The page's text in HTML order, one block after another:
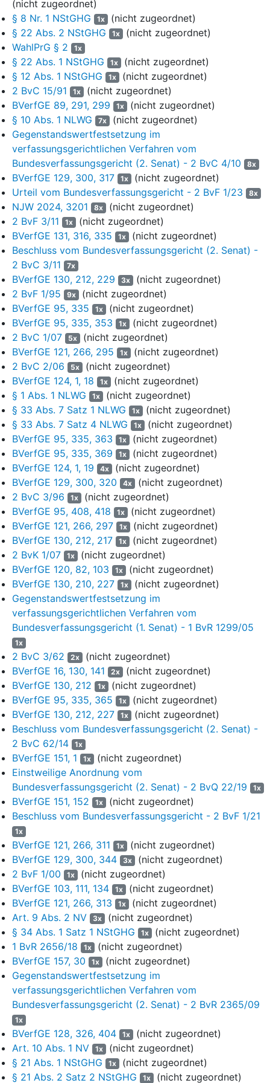
geforderten Bericht vor (LT-Drs. 18/3048). In diesem führte sie
aus, dass sie von einer verfassungsrechtlich zulässigen
Abweichungsgrenze von maximal 25 % ausgehe. Auf Basis der
Bevölkerungsstatistik vom 31. Dezember 2017 habe sie
festgestellt, dass in sechs von insgesamt 87 Wahlkreisen
Abweichungen nahe an oder über der genannten Grenze
vorlägen. Konkret seien hiervon die Wahlkreise 49 (Lüneburg) mit
einer Abweichung von +27,01 %, 19 (Einbeck) mit -25,46 %, 13
(Seesen) mit -24,32 %, 44 (Soltau) mit -24,22 %, 60 (Osterholz)
mit +23,92 % und 86 (Aurich) mit +22,47 % betroffen. Daraus
folge, dass der Landtag einen Neuzuschnitt dieser Wahlkreise in
Betracht zu ziehen habe.
Hierzu unterbreitete die Niedersächsische Landeswahlleiterin
Änderungsvorschläge. Unter anderem schlug sie vor,
Änderungen im Bereich der Wahlkreise 86 (Aurich) und 87
(Wittmund) vorzunehmen. Weiterhin wies die Niedersächsische
Landeswahlleiterin auf Probleme im Wahlkreis Lüneburg hin und
empfahl drei verschiedene Varianten zur Änderung, welche auch
die Wahlkreise 44 (Soltau), 47 (Uelzen) und 48 (Elbe) einbezogen
und zur Folge gehabt hätten, dass die Zahl der Wahlberechtigten
in den genannten Wahlkreisen jeweils innerhalb einer
Abweichungsgrenze von 15 % gelegen hätte. Wegen weiterer
Einzelheiten wird auf den genannten Bericht der
Niedersächsischen Landeswahlleiterin verwiesen.
Nach Beratung und Erläuterung des Berichts der
Landeswahlleitung brachten die in der 18. Legislaturperiode
regierungstragenden Fraktionen der SPD und der CDU am
19. November 2021 einen Gesetzesentwurf zur Änderung des
Niedersächsischen Landeswahlgesetzes in den Landtag ein
(Vorlage 1 zu LT-Drs. 18/10256). Sie wiesen darauf hin, dass die
im Bericht der Landeswahlleitung angeführten Abweichungen der
Wahlkreisgrößen auf Basis der Bevölkerungsdaten zum Stichtag
31. Dezember 2020 weiter zugenommen hätten. Nunmehr sei die
verfassungsrechtlich hinnehmbare Toleranzgrenze von 25 % bei
vier Wahlkreisen (Seesen, Einbeck, Lüneburg, Osterholz)
überschritten. Daraus ergebe sich ein dringender
Handlungsbedarf. Der bisherige Wahlkreis 13 (Seesen) solle
aufgelöst und eine Neuordnung der angrenzenden Wahlkreise
vorgenommen werden, um die bestehenden Ungleichgewichte in
der Wahlkreisgröße zu beheben. Aufgrund des anhaltenden
Bevölkerungswachstums im Raum Lüneburg solle zudem ein
neuer Wahlkreis 48 (Lüneburg-Land) geschaffen werden, dessen
Größe allerdings um -24,33 % vom Durchschnitt abweiche. Eine
weitere Begründung für die vorgeschlagene Einteilung der
betroffenen Wahlkreise enthielt der Gesetzentwurf nicht. Für den
Wahlkreis Aurich waren Änderungen - anders als noch von der
Niedersächsischen Landeswahlleiterin vorgeschlagen - nicht
vorgesehen.
Mit Vorlage vom 29. November 2021 (Az. 82/1081a-82) merkte
der Gesetzgebungs- und Beratungsdienst an, dass der neue
Wahlkreis 48 (Lüneburg-Land) eine sehr hohe Abweichung
gegenüber der durchschnittlichen Wahlkreisgröße aufweise.
Welche Abweichung von der durchschnittlichen Wahlkreisgröße
eine Änderung von Wahlkreiszuschnitten verfassungsrechtlich
zwingend erforderlich mache, habe der Niedersächsische
Staatsgerichtshof (jedenfalls für Werte unterhalb einer
Abweichung von 33 1/3 %) zwar bisher nicht ausdrücklich
entschieden (vgl. Nds. StGH, Urt. v. 24.2.2000 - StGH 2/99 -,
Nds. StGHE 4, 23, 28, juris Rn. 20 f.). Die auf Bundesebene nach
§ 3 Abs. 1 Nr. 3 des Bundeswahlgesetzes
Abweichung von 25 % werde in neueren Entscheidungen des
Bundesverfassungsgerichts tendenziell aber als eher noch zu
hoch angesehen, auch wenn diese Entscheidungen auf das - von
Niedersachsen im Hinblick auf den Ausgleich von
Überhangmandaten abweichende - Bundesrecht bezogen seien
und daher auf Niedersachsen jedenfalls nicht vollständig
übertragen werden könnten. Dennoch sei aber darauf
hinzuweisen, dass aufgrund des Zuschnitts des neuen
Wahlkreises und der bereits jetzt bestehenden relativ hohen
Abweichung von der durchschnittlichen Wahlkreisgröße bei
Zugrundelegung einer Grenze von 25 % ggf. in absehbarer Zeit
erneut eine Änderung erforderlich werden könne.
Die nach dem Gesetzentwurf vorgesehene Änderung des
Wahlkreiszuschnitts wurde unverändert durch Gesetz vom
16. Dezember 2021 vom Niedersächsischen Landtag
beschlossen und verkündet (Nds. GVBl. Nr. 49/2021, S. 925).
Am 9. Oktober 2022 wurde die Niedersächsische Landtagswahl
(nicht zugeordnet)
§ 8 Nr. 1 NStGHG
1x (nicht zugeordnet)
§ 22 Abs. 2 NStGHG
1x (nicht zugeordnet)
WahlPrG § 2
1x
§ 22 Abs. 1 NStGHG 1x (nicht zugeordnet)
§ 12 Abs. 1 NStGHG
1x (nicht zugeordnet)
2 BvC 15/91
1x (nicht zugeordnet)
BVerfGE 89, 291, 299
1x (nicht zugeordnet)
§ 10 Abs. 1 NLWG
7x (nicht zugeordnet)
Gegenstandswertfestsetzung im
verfassungsgerichtlichen Verfahren vom
Bundesverfassungsgericht (2. Senat) - 2 BvC 4/10
8x
BVerfGE 129, 300, 317 1x (nicht zugeordnet)
Urteil vom Bundesverfassungsgericht - 2 BvF 1/23
8x
NJW 2024, 3201 8x (nicht zugeordnet)
2 BvF 3/11
1x (nicht zugeordnet)
BVerfGE 131, 316, 335
1x (nicht zugeordnet)
Beschluss vom Bundesverfassungsgericht (2. Senat) -
2 BvC 3/11
7x
BVerfGE 130, 212, 229 3x (nicht zugeordnet)
2 BvF 1/95
9x (nicht zugeordnet)
BVerfGE 95, 335
1x (nicht zugeordnet)
BVerfGE 95, 335, 353
1x (nicht zugeordnet)
2 BvC 1/07
5x (nicht zugeordnet)
BVerfGE 121, 266, 295
1x (nicht zugeordnet)
2 BvC 2/06
5x (nicht zugeordnet)
BVerfGE 124, 1, 18
1x (nicht zugeordnet)
§ 1 Abs. 1 NLWG
1x (nicht zugeordnet)
§ 33 Abs. 7 Satz 1 NLWG
1x (nicht zugeordnet)
§ 33 Abs. 7 Satz 4 NLWG
1x (nicht zugeordnet)
BVerfGE 95, 335, 363
1x (nicht zugeordnet)
BVerfGE 95, 335, 369
1x (nicht zugeordnet)
BVerfGE 124, 1, 19
4x (nicht zugeordnet)
BVerfGE 129, 300, 320
4x (nicht zugeordnet)
2 BvC 3/96
1x (nicht zugeordnet)
BVerfGE 95, 408, 418
1x (nicht zugeordnet)
BVerfGE 121, 266, 297
1x (nicht zugeordnet)
BVerfGE 130, 212, 217
1x (nicht zugeordnet)
2 BvK 1/07
1x (nicht zugeordnet)
BVerfGE 120, 82, 103
1x (nicht zugeordnet)
BVerfGE 130, 210, 227
1x (nicht zugeordnet)
Gegenstandswertfestsetzung im
verfassungsgerichtlichen Verfahren vom
Bundesverfassungsgericht (1. Senat) - 1 BvR 1299/05
1x
2 BvC 3/62 2x (nicht zugeordnet)
BVerfGE 16, 130, 141
2x (nicht zugeordnet)
BVerfGE 130, 212
1x (nicht zugeordnet)
BVerfGE 95, 335, 365
1x (nicht zugeordnet)
BVerfGE 130, 212, 227
1x (nicht zugeordnet)
Beschluss vom Bundesverfassungsgericht (2. Senat) -
2 BvC 62/14
1x
BVerfGE 151, 1 1x (nicht zugeordnet)
Einstweilige Anordnung vom
Bundesverfassungsgericht (2. Senat) - 2 BvQ 22/19
1x
BVerfGE 151, 152 1x (nicht zugeordnet)
Beschluss vom Bundesverfassungsgericht - 2 BvF 1/21
1x
BVerfGE 121, 266, 311 1x (nicht zugeordnet)
BVerfGE 129, 300, 344
3x (nicht zugeordnet)
2 BvF 1/00
1x (nicht zugeordnet)
BVerfGE 103, 111, 134
1x (nicht zugeordnet)
BVerfGE 121, 266, 313
1x (nicht zugeordnet)
Art. 9 Abs. 2 NV
3x (nicht zugeordnet)
§ 34 Abs. 1 Satz 1 NStGHG
1x (nicht zugeordnet)
1 BvR 2656/18
1x (nicht zugeordnet)
BVerfGE 157, 30
1x (nicht zugeordnet)
Gegenstandswertfestsetzung im
verfassungsgerichtlichen Verfahren vom
Bundesverfassungsgericht (2. Senat) - 2 BvR 2365/09
1x
BVerfGE 128, 326, 404 1x (nicht zugeordnet)
Art. 10 Abs. 1 NV
1x (nicht zugeordnet)
§ 21 Abs. 1 NStGHG
1x (nicht zugeordnet)
§ 21 Abs. 2 Satz 2 NStGHG
1x (nicht zugeordnet)